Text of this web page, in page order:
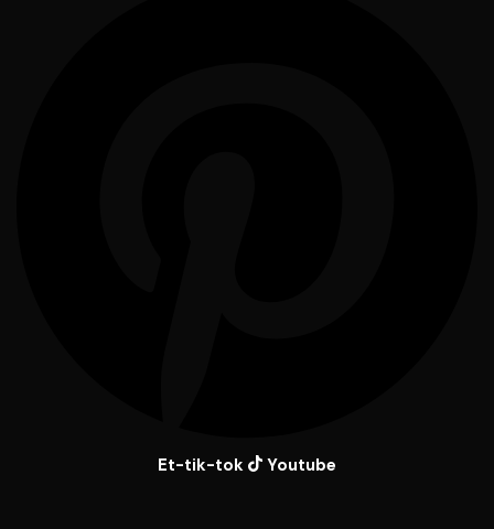
Et-tik-tok Youtube